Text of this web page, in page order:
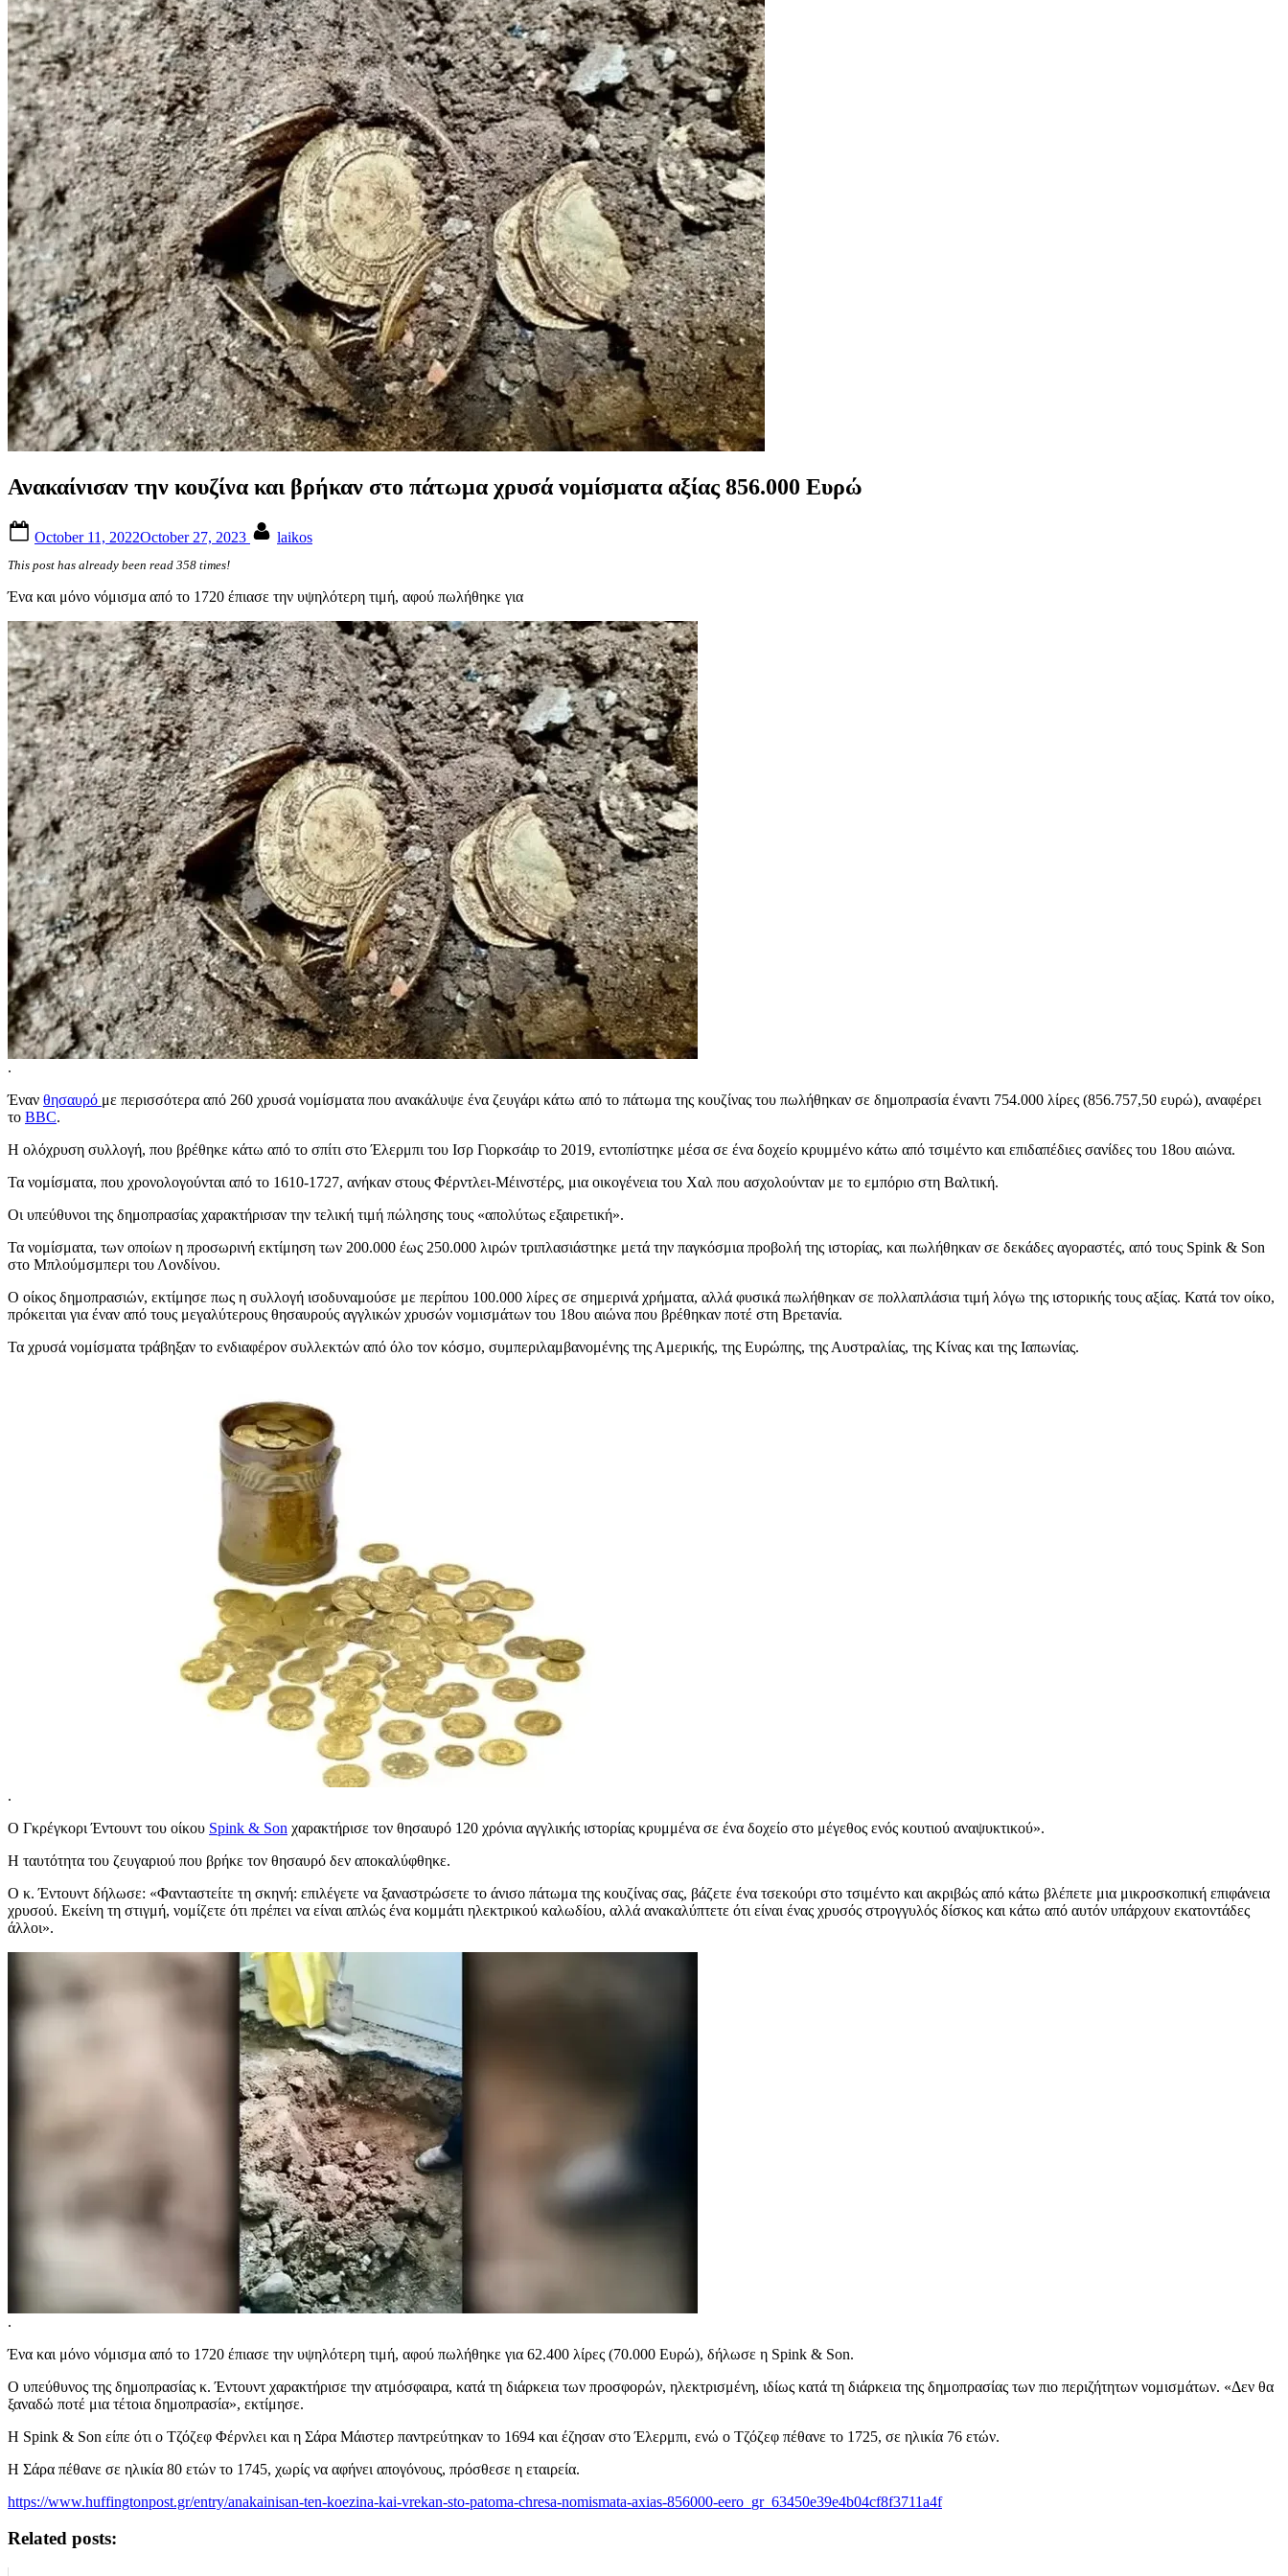
Ανακαίνισαν την κουζίνα και βρήκαν στο πάτωμα χρυσά νομίσματα αξίας 856.000 Ευρώ
on
October 11, 2022October 27, 2023 laikos
This post has already been read 358 times!
Ένα και μόνο νόμισμα από το 1720 έπιασε την υψηλότερη τιμή, αφού πωλήθηκε για
.
Έναν θησαυρό με περισσότερα από 260 χρυσά νομίσματα που ανακάλυψε ένα ζευγάρι κάτω από το πάτωμα της κουζίνας του πωλήθηκαν σε δημοπρασία έναντι 754.000 λίρες (856.757,50 ευρώ), αναφέρει
το BBC.
Η ολόχρυση συλλογή, που βρέθηκε κάτω από το σπίτι στο Έλερμπι του Ισρ Γιορκσάιρ το 2019, εντοπίστηκε μέσα σε ένα δοχείο κρυμμένο κάτω από τσιμέντο και επιδαπέδιες σανίδες του 18ου αιώνα.
Τα νομίσματα, που χρονολογούνται από το 1610-1727, ανήκαν στους Φέρντλει-Μέινστέρς, μια οικογένεια του Χαλ που ασχολούνταν με το εμπόριο στη Βαλτική.
Οι υπεύθυνοι της δημοπρασίας χαρακτήρισαν την τελική τιμή πώλησης τους «απολύτως εξαιρετική».
Τα νομίσματα, των οποίων η προσωρινή εκτίμηση των 200.000 έως 250.000 λιρών τριπλασιάστηκε μετά την παγκόσμια προβολή της ιστορίας, και πωλήθηκαν σε δεκάδες αγοραστές, από τους Spink & Son
στο Μπλούμσμπερι του Λονδίνου.
Ο οίκος δημοπρασιών, εκτίμησε πως η συλλογή ισοδυναμούσε με περίπου 100.000 λίρες σε σημερινά χρήματα, αλλά φυσικά πωλήθηκαν σε πολλαπλάσια τιμή λόγω της ιστορικής τους αξίας. Κατά τον οίκο,
πρόκειται για έναν από τους μεγαλύτερους θησαυρούς αγγλικών χρυσών νομισμάτων του 18ου αιώνα που βρέθηκαν ποτέ στη Βρετανία.
Τα χρυσά νομίσματα τράβηξαν το ενδιαφέρον συλλεκτών από όλο τον κόσμο, συμπεριλαμβανομένης της Αμερικής, της Ευρώπης, της Αυστραλίας, της Κίνας και της Ιαπωνίας.
.
Ο Γκρέγκορι Έντουντ του οίκου Spink & Son χαρακτήρισε τον θησαυρό 120 χρόνια αγγλικής ιστορίας κρυμμένα σε ένα δοχείο στο μέγεθος ενός κουτιού αναψυκτικού».
Η ταυτότητα του ζευγαριού που βρήκε τον θησαυρό δεν αποκαλύφθηκε.
Ο κ. Έντουντ δήλωσε: «Φανταστείτε τη σκηνή: επιλέγετε να ξαναστρώσετε το άνισο πάτωμα της κουζίνας σας, βάζετε ένα τσεκούρι στο τσιμέντο και ακριβώς από κάτω βλέπετε μια μικροσκοπική επιφάνεια
χρυσού. Εκείνη τη στιγμή, νομίζετε ότι πρέπει να είναι απλώς ένα κομμάτι ηλεκτρικού καλωδίου, αλλά ανακαλύπτετε ότι είναι ένας χρυσός στρογγυλός δίσκος και κάτω από αυτόν υπάρχουν εκατοντάδες
άλλοι».
.
Ένα και μόνο νόμισμα από το 1720 έπιασε την υψηλότερη τιμή, αφού πωλήθηκε για 62.400 λίρες (70.000 Ευρώ), δήλωσε η Spink & Son.
Ο υπεύθυνος της δημοπρασίας κ. Έντουντ χαρακτήρισε την ατμόσφαιρα, κατά τη διάρκεια των προσφορών, ηλεκτρισμένη, ιδίως κατά τη διάρκεια της δημοπρασίας των πιο περιζήτητων νομισμάτων. «Δεν θα
ξαναδώ ποτέ μια τέτοια δημοπρασία», εκτίμησε.
Η Spink & Son είπε ότι ο Τζόζεφ Φέρνλει και η Σάρα Μάιστερ παντρεύτηκαν το 1694 και έζησαν στο Έλερμπι, ενώ ο Τζόζεφ πέθανε το 1725, σε ηλικία 76 ετών.
Η Σάρα πέθανε σε ηλικία 80 ετών το 1745, χωρίς να αφήνει απογόνους, πρόσθεσε η εταιρεία.
https://www.huffingtonpost.gr/entry/anakainisan-ten-koezina-kai-vrekan-sto-patoma-chresa-nomismata-axias-856000-eero_gr_63450e39e4b04cf8f3711a4f
Related posts: